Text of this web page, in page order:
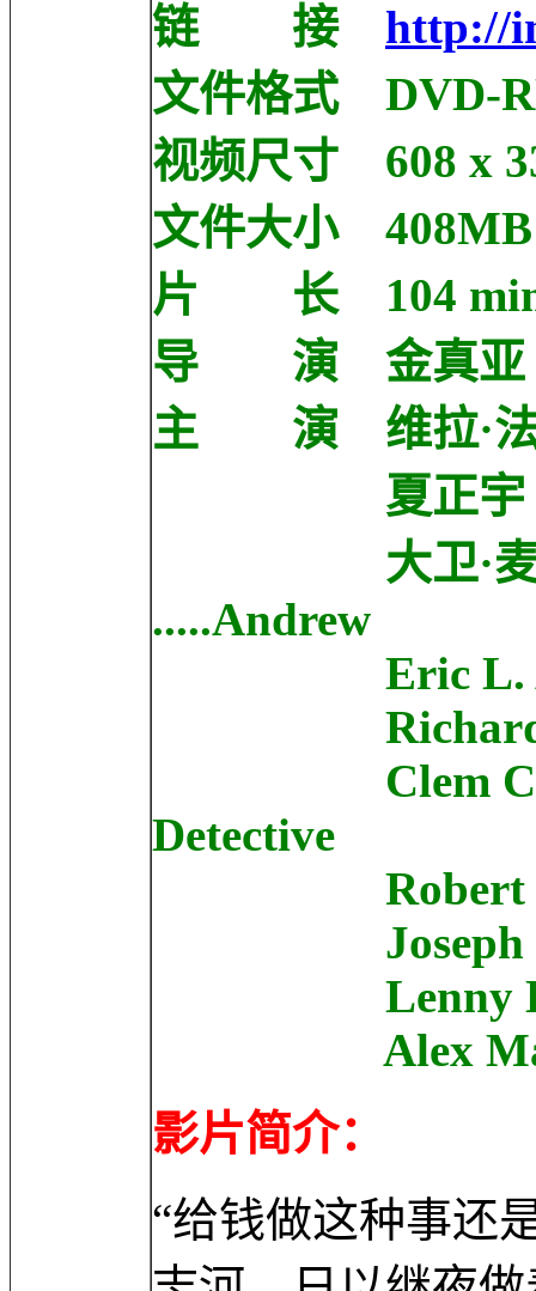
链 接 http://
文件格式 DVD-
视频尺寸 608 x
文件大小 408MB
片 长 104
导 演 金真亚
主 演 维拉·法梅
夏正宇
大卫·麦金
.....Andrew
Eric L.
Richard
Clem
Detective
Robert
Joseph
Lenny Levi
Alex
影片简介：
“给钱做这种事还